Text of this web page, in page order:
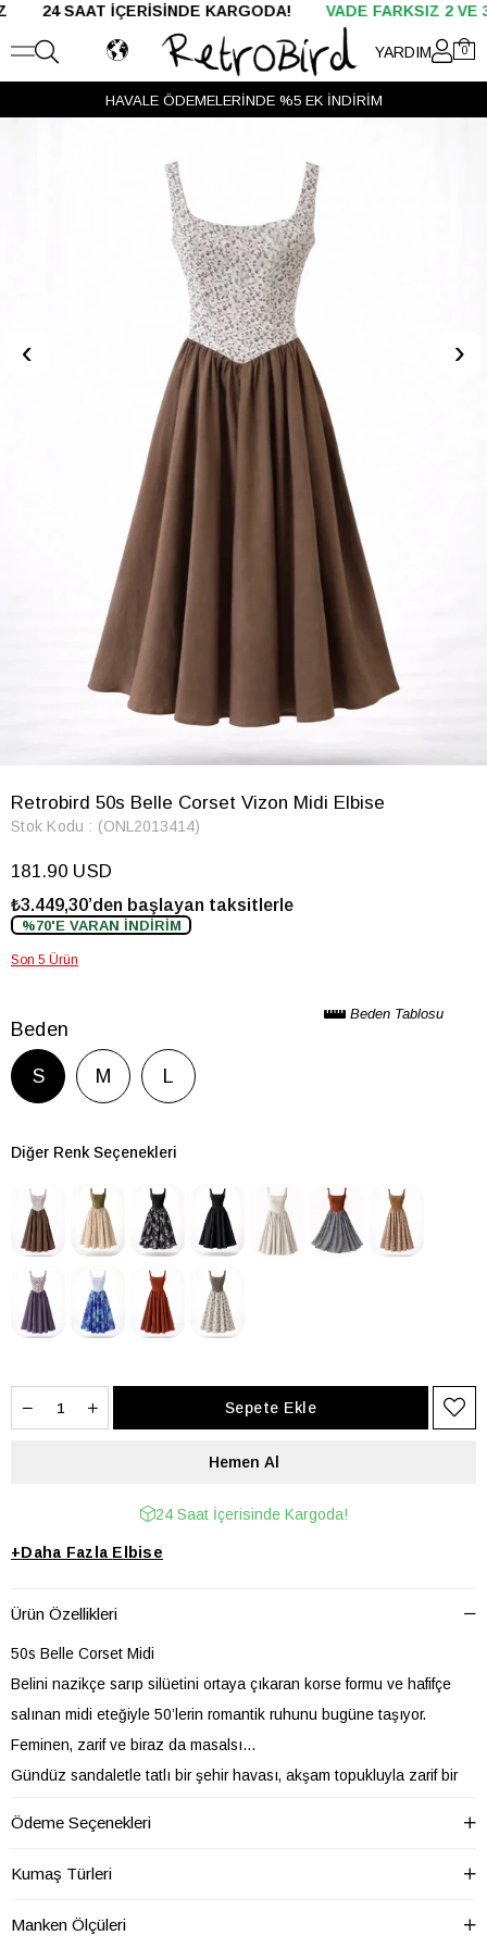
İÇERİSİNDE KARGODA!VADE FARKSIZ 2 VE 3 TAKSİT
YARDIM 0
HAVALE ÖDEMELERİNDE %5 EK İNDİRİM
‹ ›
Retrobird 50s Belle Corset Vizon Midi Elbise
Stok Kodu (ONL2013414)
181.90 USD
₺3.449,30’den başlayan taksitlerle
%70'E VARAN İNDİRİM
Son 5 Ürün
Beden Tablosu
Beden
S M L
Diğer Renk Seçenekleri
24 Saat İçerisinde Kargoda!
+Daha Fazla Elbise
Ürün Özellikleri
50s Belle Corset Midi
Belini nazikçe sarıp silüetini ortaya çıkaran korse formu ve hafifçe
salınan midi eteğiyle 50’lerin romantik ruhunu bugüne taşıyor.
Feminen, zarif ve biraz da masalsı…
Gündüz sandaletle tatlı bir şehir havası, akşam topukluyla zarif bir
Dolabında her zaman iyi hissettiren o “özel” elbise.
İki yandan cepli tasarımı günlük kullanımda konfor sağlar. Rahat
Ödeme Seçenekleri
Kumaş Türleri
Manken Ölçüleri